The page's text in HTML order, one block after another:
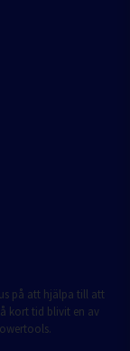
på att hjälpa till att
kort tid blivit en av